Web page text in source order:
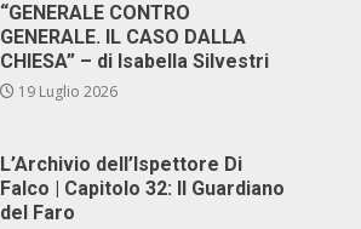
“GENERALE CONTRO
GENERALE. IL CASO DALLA
CHIESA” – di Isabella Silvestri
19 Luglio 2026
L’Archivio dell’Ispettore Di
Falco | Capitolo 32: Il Guardiano
del Faro